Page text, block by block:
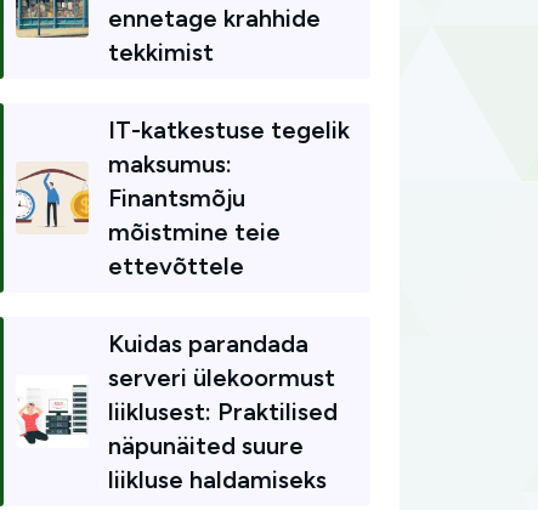
ennetage krahhide
tekkimist
IT-katkestuse tegelik
maksumus:
Finantsmõju
mõistmine teie
ettevõttele
Kuidas parandada
serveri ülekoormust
liiklusest: Praktilised
näpunäited suure
liikluse haldamiseks